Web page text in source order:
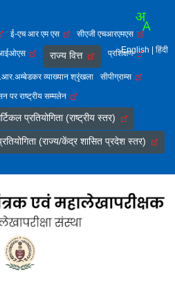
ई-एच आर एम एस
सीएजी एचआरएमएस
राज्य वित्त प्रशिक्षण
व्याख्यान श्रृंखला
सीपीग्राम्स
पर राष्ट्रीय सम्मलेन
प्रतियोगिता (राष्ट्रीय स्तर)
(राज्य/केंद्र शासित प्रदेश स्तर)
English | हिंदी